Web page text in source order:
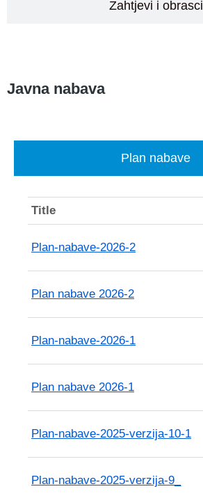
Zahtjevi i obrasci
Javna nabava
Plan nabave
Title
Plan-nabave-2026-2
Plan nabave 2026-2
Plan-nabave-2026-1
Plan nabave 2026-1
Plan-nabave-2025-verzija-10-1
Plan-nabave-2025-verzija-9_